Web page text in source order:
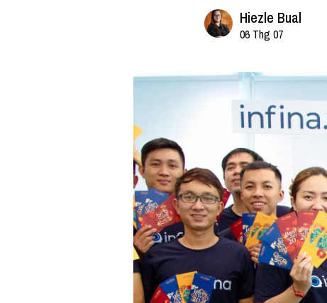
Hiezle Bual
06 Thg 07